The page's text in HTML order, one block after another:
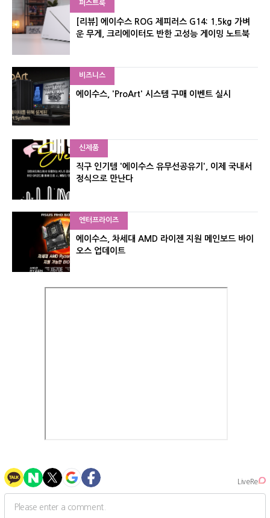
퍼스트룩
[리뷰] 에이수스 ROG 제피러스 G14: 1.5kg 가벼
운 무게, 크리에이터도 반한 고성능 게이밍 노트북
비즈니스
에이수스, 'ProArt' 시스템 구매 이벤트 실시
신제품
직구 인기템 '에이수스 유무선공유기', 이제 국내서
정식으로 만난다
엔터프라이즈
에이수스, 차세대 AMD 라이젠 지원 메인보드 바이
오스 업데이트